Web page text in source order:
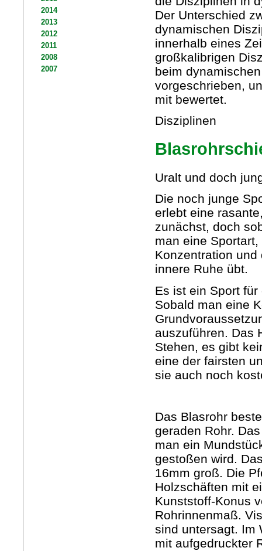
Der Unterschied
dynamischen
innerhalb eines
großkalibrigen
beim
vorgeschrieben,
mit bewertet.
Disziplinen
Uralt und doch
Die noch junge
erlebt eine
zunächst, doch
man eine
Konzentration
innere Ruhe übt.
Es ist ein Sport
Sobald man eine
auszuführen. Das
Stehen, es gibt
eine der fairsten
sie auch noch
Das Blasrohr
geraden Rohr.
man ein
gestoßen wird.
16mm groß. Die
Holzschäften mit
Kunststoff-Konus
Rohrinnenmaß.
sind untersagt. Im
mit aufgedruckter
2014
2013
2012
2011
2008
2007